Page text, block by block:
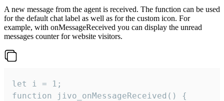
A new message from the agent is received. The function can be used
for the default chat label as well as for the custom icon. For
example, with onMessageReceived you can display the unread
messages counter for website visitors.
let i = 1;
function jivo_onMessageReceived() {